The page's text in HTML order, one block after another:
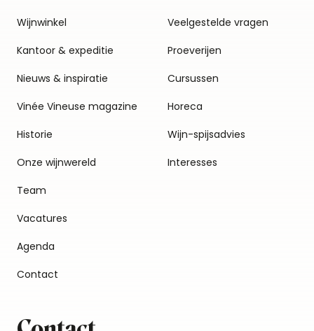
Wijnwinkel
Kantoor & expeditie
Nieuws & inspiratie
Vinée Vineuse magazine
Historie
Onze wijnwereld
Team
Vacatures
Agenda
Contact
Veelgestelde vragen
Proeverijen
Cursussen
Horeca
Wijn-spijsadvies
Interesses